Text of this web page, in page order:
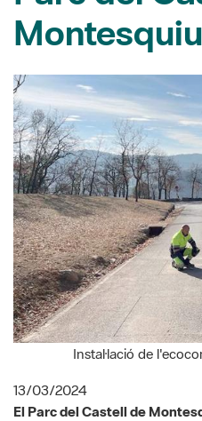
Instal·lació de
13/03/2024
El Parc del Castell de
amb l’objectiu d’obtenir
del Parc. Aquest comptador